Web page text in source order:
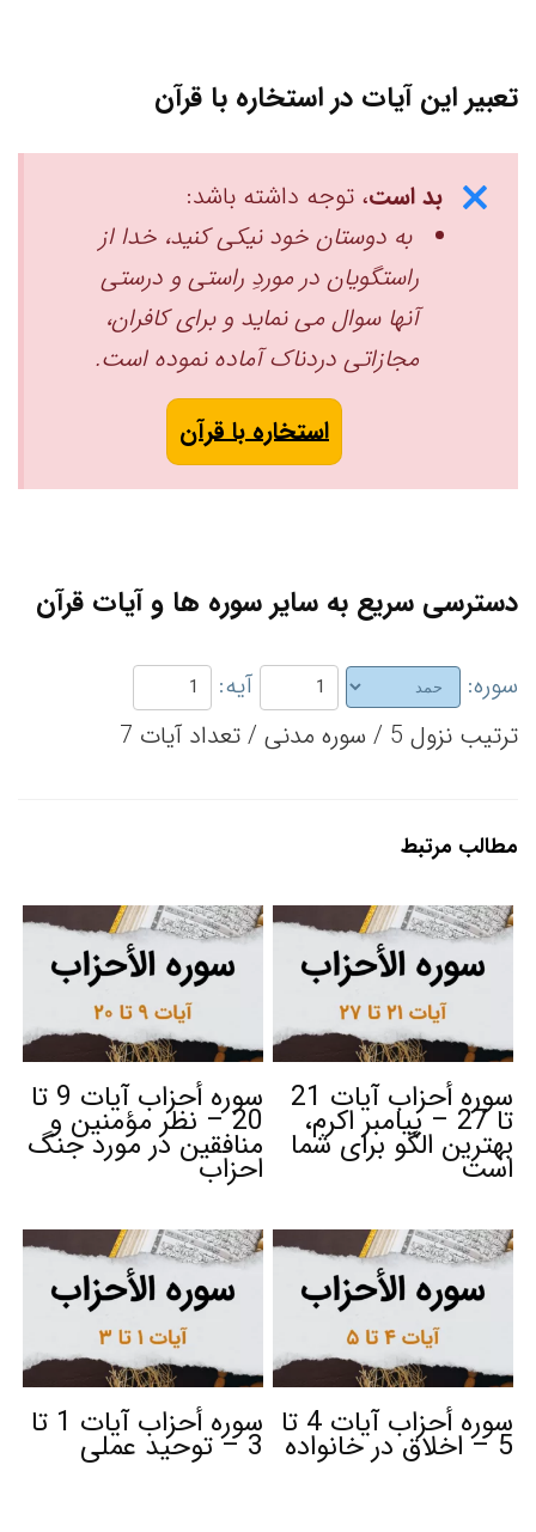
تعبیر این آیات در استخاره با قرآن
بد است، توجه داشته باشد:
به دوستان خود نیکی کنید، خدا از
راستگویان در موردِ راستی و درستی
آنها سوال می نماید و برای کافران،
مجازاتی دردناک آماده نموده است. ‏
استخاره با قرآن
دسترسی سریع به سایر سوره ها و آیات قرآن
سوره:
آیه:
ترتیب نزول 5 / سوره مدنی / تعداد آیات 7
مطالب مرتبط
سوره أحزاب آیات 21
تا 27 – پیامبر اکرم،
بهترین الگو برای شما
است
سوره أحزاب آیات 9 تا
20 – نظر مؤمنین و
منافقین در مورد جنگ
احزاب
سوره أحزاب آیات 4 تا
5 – اخلاق در خانواده
سوره أحزاب آیات 1 تا
3 – توحید عملی